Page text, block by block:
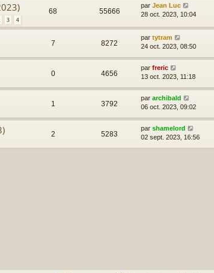
3 4
68 55666
par Jean Luc
28 oct. 2023, 10:04
7 8272
par tytram
24 oct. 2023, 08:50
0 4656
par freric
13 oct. 2023, 11:18
1 3792
par archibald
06 oct. 2023, 09:02
2 5283
par shamelord
02 sept. 2023, 16:56